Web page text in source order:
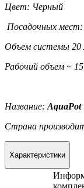
Цвет: Черный
Посадочных
Объем системы 20
Рабочий объем ~
Название: AquaPot
Страна
Характеристики